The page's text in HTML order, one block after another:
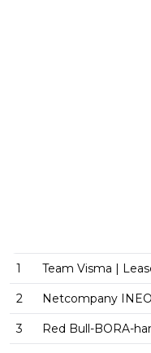
1 Team Visma |
2 Netcompany
3 Red Bull-BORA-